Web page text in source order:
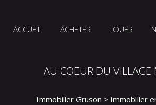
ACCUEIL ACHETER LOUER
AU COEUR DU
Immobilier Gruson > Immobilier